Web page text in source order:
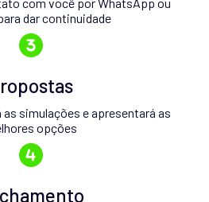
dar continuidade
simulações e apresentará as
opções